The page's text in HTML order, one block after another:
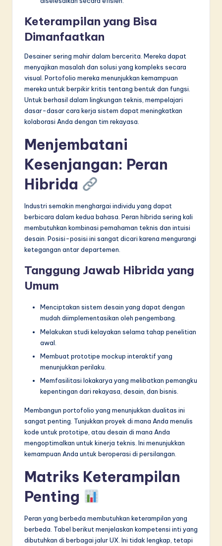
Keterampilan yang Bisa
Dimanfaatkan
Desainer sering mahir dalam bercerita. Mereka dapat
menyajikan masalah dan solusi yang kompleks secara
visual. Portofolio mereka menunjukkan kemampuan
mereka untuk berpikir kritis tentang bentuk dan fungsi.
Untuk berhasil dalam lingkungan teknis, mempelajari
dasar-dasar cara kerja sistem dapat meningkatkan
kolaborasi Anda dengan tim rekayasa.
Menjembatani
Kesenjangan: Peran
Hibrida
Industri semakin menghargai individu yang dapat
berbicara dalam kedua bahasa. Peran hibrida sering kali
membutuhkan kombinasi pemahaman teknis dan intuisi
desain. Posisi-posisi ini sangat dicari karena mengurangi
ketegangan antar departemen.
Tanggung Jawab Hibrida yang
Umum
Menciptakan sistem desain yang dapat dengan
mudah diimplementasikan oleh pengembang.
Melakukan studi kelayakan selama tahap penelitian
awal.
Membuat prototipe mockup interaktif yang
menunjukkan perilaku.
Memfasilitasi lokakarya yang melibatkan pemangku
kepentingan dari rekayasa, desain, dan bisnis.
Membangun portofolio yang menunjukkan dualitas ini
sangat penting. Tunjukkan proyek di mana Anda menulis
kode untuk prototipe, atau desain di mana Anda
mengoptimalkan untuk kinerja teknis. Ini menunjukkan
kemampuan Anda untuk beroperasi di persilangan.
Matriks Keterampilan
Penting
Peran yang berbeda membutuhkan keterampilan yang
berbeda. Tabel berikut menjelaskan kompetensi inti yang
dibutuhkan di berbagai jalur UX. Ini tidak lengkap, tetapi